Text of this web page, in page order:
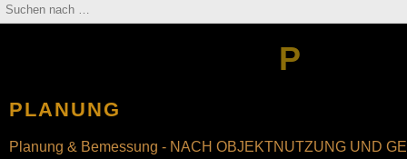
P
PLANUNG
Planung & Bemessung - NACH OBJEKTNUTZUNG UND